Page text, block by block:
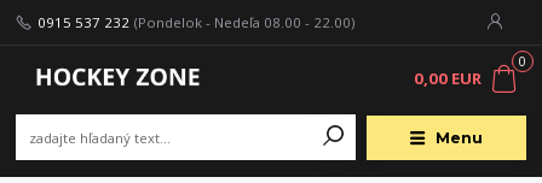
Menu
0915 537 232 (Pondelok - Nedeľa 08.00 - 22.00)
0
0,00 EUR